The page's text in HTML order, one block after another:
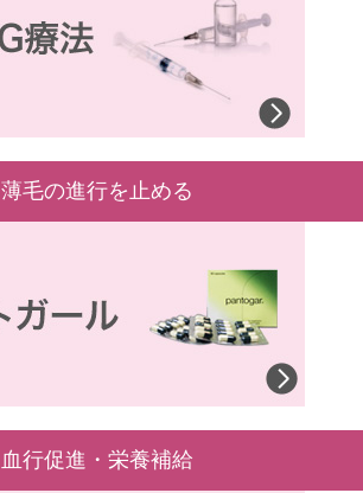
薄毛の進行を止める
血行促進・栄養補給